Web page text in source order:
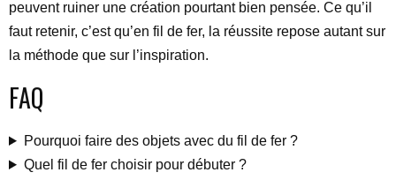
peuvent ruiner une création pourtant bien pensée. Ce qu’il
faut retenir, c’est qu’en fil de fer, la réussite repose autant sur
la méthode que sur l’inspiration.
FAQ
Pourquoi faire des objets avec du fil de fer ?
Quel fil de fer choisir pour débuter ?